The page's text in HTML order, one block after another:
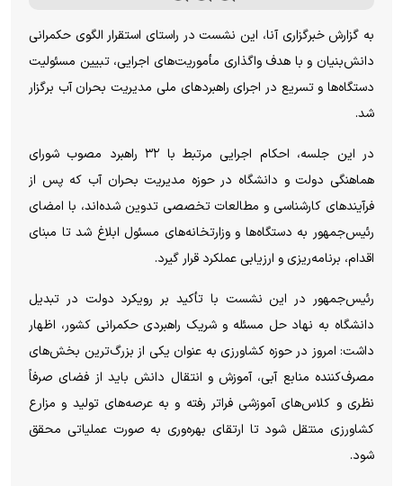
به گزارش خبرگزاری آنا، این نشست در راستای استقرار الگوی حکمرانی
دانش‌بنیان و با هدف واگذاری مأموریت‌های اجرایی، تبیین مسئولیت
دستگاه‌ها و تسریع در اجرای راهبرد‌های ملی مدیریت بحران آب برگزار
شد.
در این جلسه، احکام اجرایی مرتبط با ۳۲ راهبرد مصوب شورای
هماهنگی دولت و دانشگاه در حوزه مدیریت بحران آب که پس از
فرآیند‌های کارشناسی و مطالعات تخصصی تدوین شده‌اند، با امضای
رئیس‌جمهور به دستگاه‌ها و وزارتخانه‌های مسئول ابلاغ شد تا مبنای
اقدام، برنامه‌ریزی و ارزیابی عملکرد قرار گیرد.
رئیس‌جمهور در این نشست با تأکید بر رویکرد دولت در تبدیل
دانشگاه به نهاد حل مسئله و شریک راهبردی حکمرانی کشور، اظهار
داشت: امروز در حوزه کشاورزی به عنوان یکی از بزرگ‌ترین بخش‌های
مصرف‌کننده منابع آبی، آموزش و انتقال دانش باید از فضای صرفاً
نظری و کلاس‌های آموزشی فراتر رفته و به عرصه‌های تولید و مزارع
کشاورزی منتقل شود تا ارتقای بهره‌وری به صورت عملیاتی محقق
شود.